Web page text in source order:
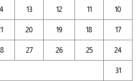
10
11
12
13
17
18
19
20
24
25
26
27
31